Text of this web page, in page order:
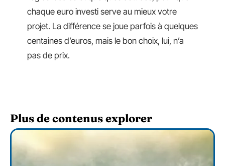
chaque euro investi serve au mieux votre
projet. La différence se joue parfois à quelques
centaines d’euros, mais le bon choix, lui, n’a
pas de prix.
Plus de contenus explorer